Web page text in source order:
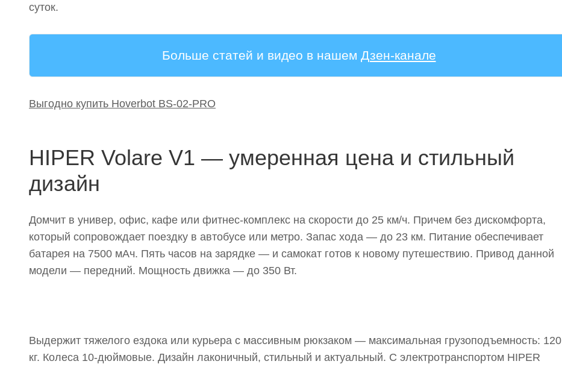
суток.
Больше статей и видео в нашем Дзен-канале
Выгодно купить Hoverbot BS-02-PRO
HIPER Volare V1 — умеренная цена и стильный
дизайн
Домчит в универ, офис, кафе или фитнес-комплекс на скорости до 25 км/ч. Причем без дискомфорта,
который сопровождает поездку в автобусе или метро. Запас хода — до 23 км. Питание обеспечивает
батарея на 7500 мАч. Пять часов на зарядке — и самокат готов к новому путешествию. Привод данной
модели — передний. Мощность движка — до 350 Вт.
Выдержит тяжелого ездока или курьера с массивным рюкзаком — максимальная грузоподъемность: 120
кг. Колеса 10-дюймовые. Дизайн лаконичный, стильный и актуальный. С электротранспортом HIPER